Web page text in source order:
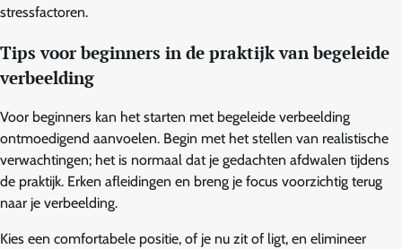
stressfactoren.
Tips voor beginners in de praktijk van begeleide
verbeelding
Voor beginners kan het starten met begeleide verbeelding
ontmoedigend aanvoelen. Begin met het stellen van realistische
verwachtingen; het is normaal dat je gedachten afdwalen tijdens
de praktijk. Erken afleidingen en breng je focus voorzichtig terug
naar je verbeelding.
Kies een comfortabele positie, of je nu zit of ligt, en elimineer